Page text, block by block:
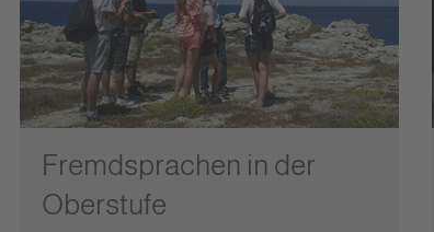
Fremdsprachen in der
Oberstufe